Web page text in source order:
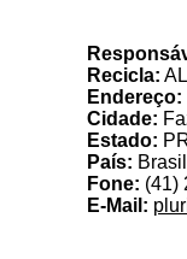
Recicla:
Endereço:
Cidade:
Estado:
País: Brasil
Fone: (41)
E-Mail: